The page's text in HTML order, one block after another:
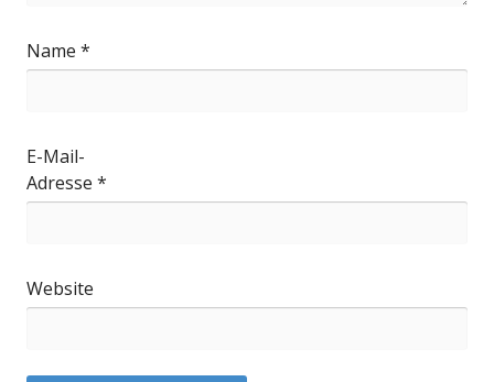
Name *
E-Mail-
Adresse *
Website